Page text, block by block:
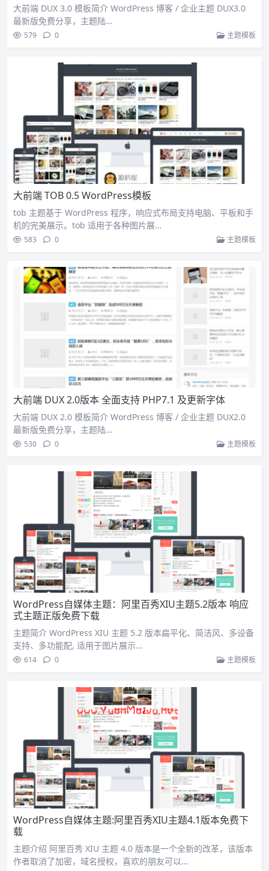
大前端 DUX 3.0 模板简介 WordPress 博客 / 企业主题 DUX3.0
最新版免费分享，主题陆…
579 0 主题模板
大前端 TOB 0.5 WordPress模板
tob 主题基于 WordPress 程序，响应式布局支持电脑、平板和手
机的完美展示。tob 适用于各种图片展…
583 0 主题模板
大前端 DUX 2.0版本 全面支持 PHP7.1 及更新字体
大前端 DUX 2.0 模板简介 WordPress 博客 / 企业主题 DUX2.0
最新版免费分享，主题陆…
530 0 主题模板
WordPress自媒体主题：阿里百秀XIU主题5.2版本 响应
式主题正版免费下载
主题简介 WordPress XIU 主题 5.2 版本扁平化、简洁风、多设备
支持、多功能配, 适用于图片展示…
614 0 主题模板
WordPress自媒体主题:阿里百秀XIU主题4.1版本免费下
载
主题介绍 阿里百秀 XIU 主题 4.0 版本是一个全新的改革，该版本
作者取消了加密，域名授权，喜欢的朋友可以…